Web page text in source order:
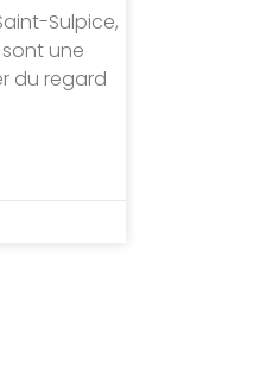
Sulpice,
une
du regard